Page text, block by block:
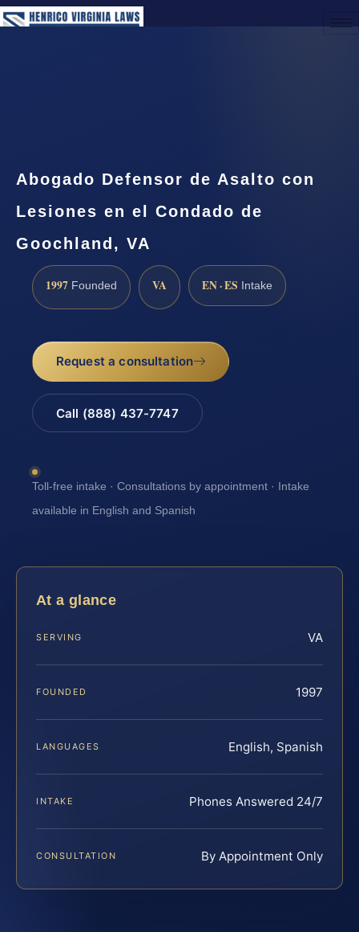
Abogado Defensor de Asalto con
Lesiones en el Condado de
Goochland, VA
1997 Founded VA EN · ES Intake
Request a consultation
Call (888) 437-7747
Toll-free intake · Consultations by appointment · Intake
available in English and Spanish
At a glance
SERVING VA
FOUNDED 1997
LANGUAGES English, Spanish
INTAKE Phones Answered 24/7
CONSULTATION By Appointment Only